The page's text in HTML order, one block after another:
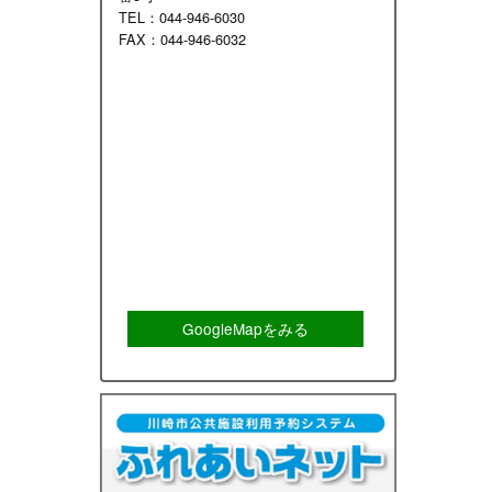
TEL：044-946-6030
FAX：044-946-6032
GoogleMapをみる